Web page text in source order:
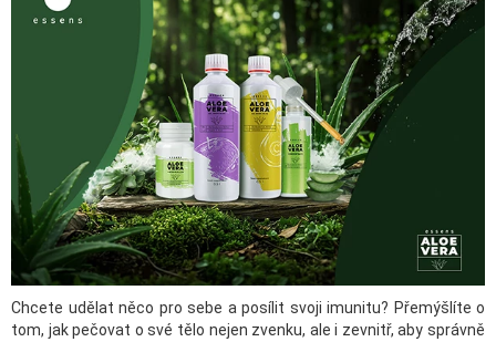
Chcete udělat něco pro sebe a posílit svoji imunitu? Přemýšlíte o
tom, jak pečovat o své tělo nejen zvenku, ale i zevnitř, aby správně